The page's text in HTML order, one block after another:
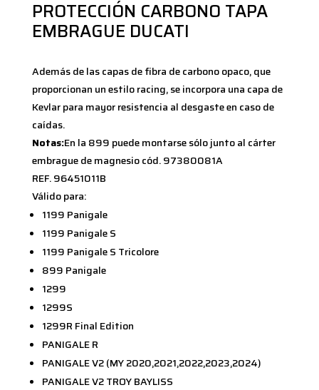
PROTECCIÓN CARBONO TAPA
EMBRAGUE DUCATI
Además de las capas de fibra de carbono opaco, que
proporcionan un estilo racing, se incorpora una capa de
Kevlar para mayor resistencia al desgaste en caso de
caídas.
Notas:En la 899 puede montarse sólo junto al cárter
embrague de magnesio cód. 97380081A
REF. 96451011B
Válido para:
1199 Panigale
1199 Panigale S
1199 Panigale S Tricolore
899 Panigale
1299
1299S
1299R Final Edition
PANIGALE R
PANIGALE V2 (MY 2020,2021,2022,2023,2024)
PANIGALE V2 TROY BAYLISS